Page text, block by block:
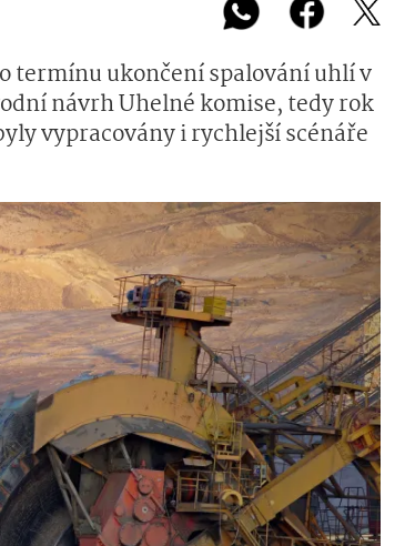
termínu ukončení spalování uhlí v
návrh Uhelné komise, tedy rok
vypracovány i rychlejší scénáře